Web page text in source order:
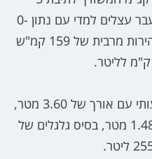
הילוכים רובוטית. הביצועים כבעבר עצלים למדי עם נתון 0-
100 קמ"ש של 16.5 שניות, מהירות מרבית של 159 קמ"ש
המידות נותרו ללא שינוי משמעותי עם אורך של 3.60 מטר,
רוחב של 1.59 מטר, גובה של 1.48 מטר, בסיס גלגלים של